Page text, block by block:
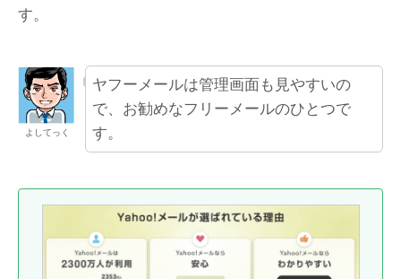
す。
よしてっく
ヤフーメールは管理画面も見やすいの
で、お勧めなフリーメールのひとつで
す。